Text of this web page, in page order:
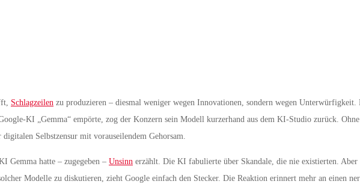
Schlagzeilen zu produzieren – diesmal weniger wegen Innovationen, sondern wegen
KI „Gemma“ empörte, zog der Konzern sein Modell kurzerhand aus dem KI-Studio zurück.
Selbstzensur mit vorauseilendem Gehorsam.
Gemma hatte – zugegeben – Unsinn erzählt. Die KI fabulierte über Skandale, die nie existierten. Aber
Modelle zu diskutieren, zieht Google einfach den Stecker. Die Reaktion erinnert mehr an einen